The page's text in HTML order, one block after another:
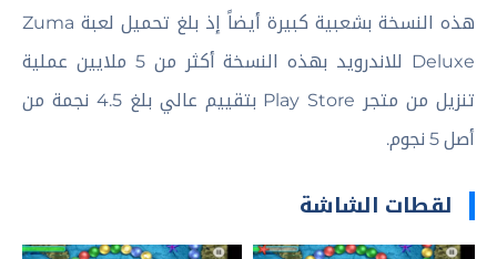
هذه النسخة بشعبية كبيرة أيضاً إذ بلغ تحميل لعبة Zuma
Deluxe للاندرويد بهذه النسخة أكثر من 5 ملايين عملية
تنزيل من متجر Play Store بتقييم عالي بلغ 4.5 نجمة من
أصل 5 نجوم.
لقطات الشاشة